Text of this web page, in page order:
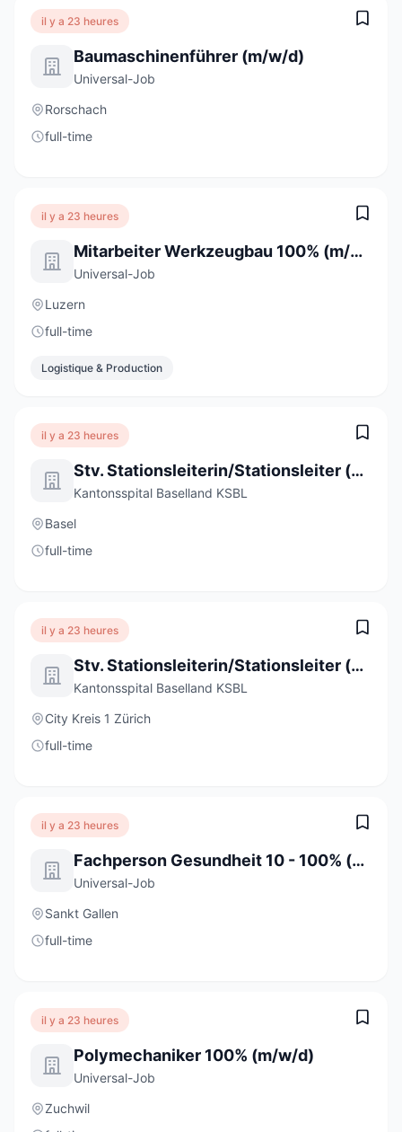
il y a 23 heures
Baumaschinenführer (m/w/d)
Universal-Job
Rorschach
full-time
il y a 23 heures
Mitarbeiter Werkzeugbau 100% (m/w/d)
Universal-Job
Luzern
full-time
Logistique & Production
il y a 23 heures
Stv. Stationsleiterin/Stationsleiter (a) 80-100%
Kantonsspital Baselland KSBL
Basel
full-time
il y a 23 heures
Stv. Stationsleiterin/Stationsleiter (a) 80-100%
Kantonsspital Baselland KSBL
City Kreis 1 Zürich
full-time
il y a 23 heures
Fachperson Gesundheit 10 - 100% (m/w/d)
Universal-Job
Sankt Gallen
full-time
il y a 23 heures
Polymechaniker 100% (m/w/d)
Universal-Job
Zuchwil